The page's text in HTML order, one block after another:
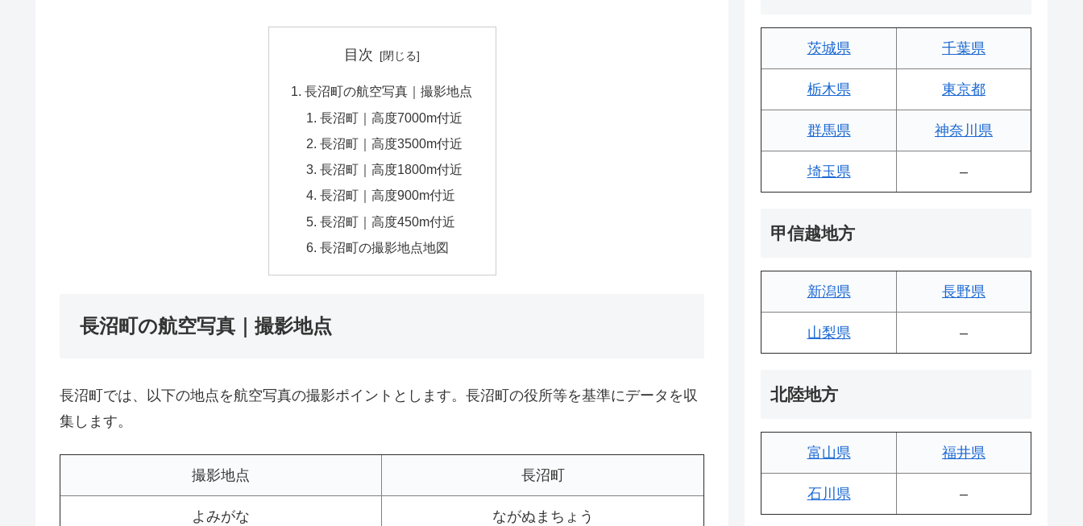
目次
長沼町の航空写真｜撮影地点
長沼町｜高度7000m付近
長沼町｜高度3500m付近
長沼町｜高度1800m付近
長沼町｜高度900m付近
長沼町｜高度450m付近
長沼町の撮影地点地図
長沼町の航空写真｜撮影地点
長沼町では、以下の地点を航空写真の撮影ポイントとします。長沼町の役所等を基準にデータを収
集します。
撮影地点 長沼町
よみがな ながぬまちょう
茨城県 千葉県
栃木県 東京都
群馬県 神奈川県
埼玉県 –
甲信越地方
新潟県 長野県
山梨県 –
北陸地方
富山県 福井県
石川県 –